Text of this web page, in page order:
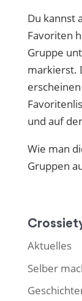
Du kannst
Favoriten
Gruppe
markierst.
und auf
Wie man
Gruppen
Aktuelles
Selber